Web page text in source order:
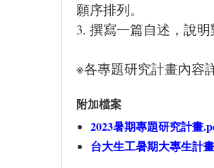
願序排列。
3. 撰寫一篇自述，說
※各專題研究計畫內容
附加檔案
2023暑期專題研究計畫
台大生工暑期大專生計